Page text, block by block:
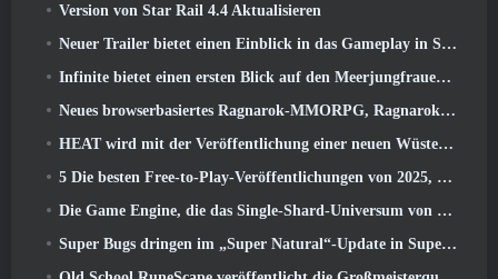
Version von Star Rail 4.4 Aktualisieren
Neuer Trailer bietet einen Einblick in das Gameplay in Silver Palace
Infinite bietet einen ersten Blick auf den Meerjungfrauen-ähnlichen Helden, der in SS13 erscheint: Nachlicht
Neues browserbasiertes Ragnarok-MMORPG, Ragnarok-Universum angekündigt
HEAT wird mit der Veröffentlichung einer neuen Wüstenkarte heißer
5 Die besten Free-to-Play-Veröffentlichungen von 2025, Lohnt es sich noch, in ihnen zu spielen? 2026?
Die Game Engine, die das Single-Shard-Universum von Eve Online antreibt, ist jetzt Open Source
Super Bugs dringen im „Super Natural“-Update in Super Animal Royale ein